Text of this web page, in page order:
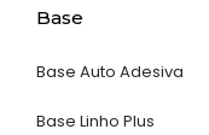
Base
Base Auto Adesiva
Base Linho Plus